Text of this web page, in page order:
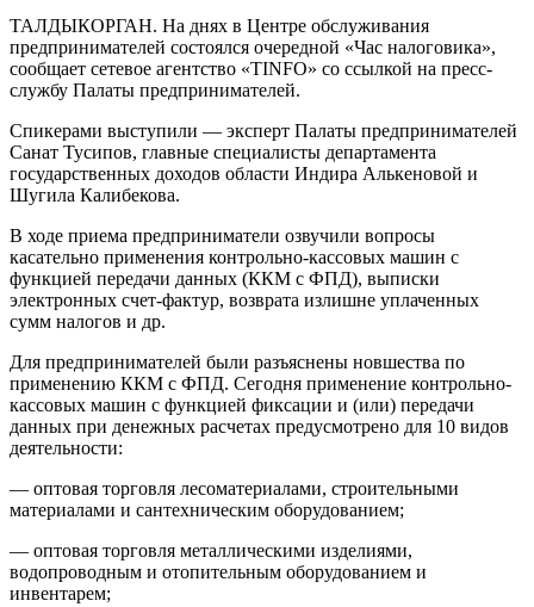
ТАЛДЫКОРГАН. На днях в Центре обслуживания
предпринимателей состоялся очередной «Час налоговика»,
сообщает сетевое агентство «TINFO» со ссылкой на пресс-
службу Палаты предпринимателей.
Спикерами выступили — эксперт Палаты предпринимателей
Санат Тусипов, главные специалисты департамента
государственных доходов области Индира Алькеновой и
Шугила Калибекова.
В ходе приема предприниматели озвучили вопросы
касательно применения контрольно-кассовых машин с
функцией передачи данных (ККМ с ФПД), выписки
электронных счет-фактур, возврата излишне уплаченных
сумм налогов и др.
Для предпринимателей были разъяснены новшества по
применению ККМ с ФПД. Сегодня применение контрольно-
кассовых машин с функцией фиксации и (или) передачи
данных при денежных расчетах предусмотрено для 10 видов
деятельности:
— оптовая торговля лесоматериалами, строительными
материалами и сантехническим оборудованием;
— оптовая торговля металлическими изделиями,
водопроводным и отопительным оборудованием и
инвентарем;